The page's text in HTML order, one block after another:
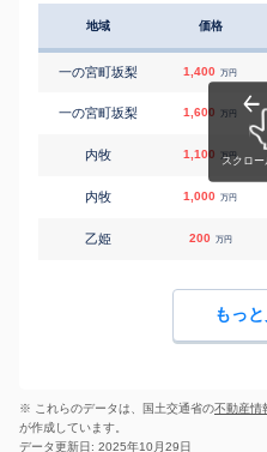
地域 価格
一の宮町坂梨 1,400 万円
一の宮町坂梨 1,600 万円
内牧 1,100 万円
内牧 1,000 万円
乙姫 200 万円
もっ
※ これらのデータは、国土交通省の不動産情
が作成しています。
データ更新日: 2025年10月29日